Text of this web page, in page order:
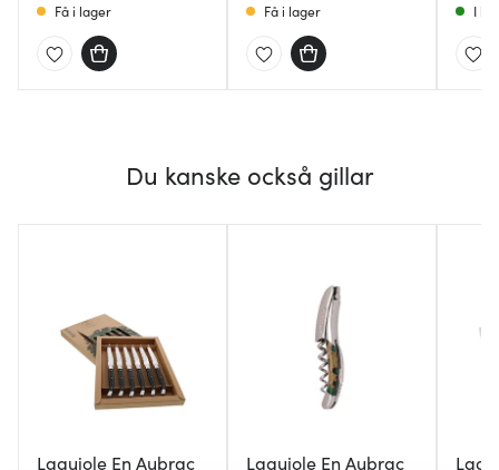
Få i lager Få i lager I
Du kanske också gillar
Laguiole En Aubrac Laguiole En Aubrac